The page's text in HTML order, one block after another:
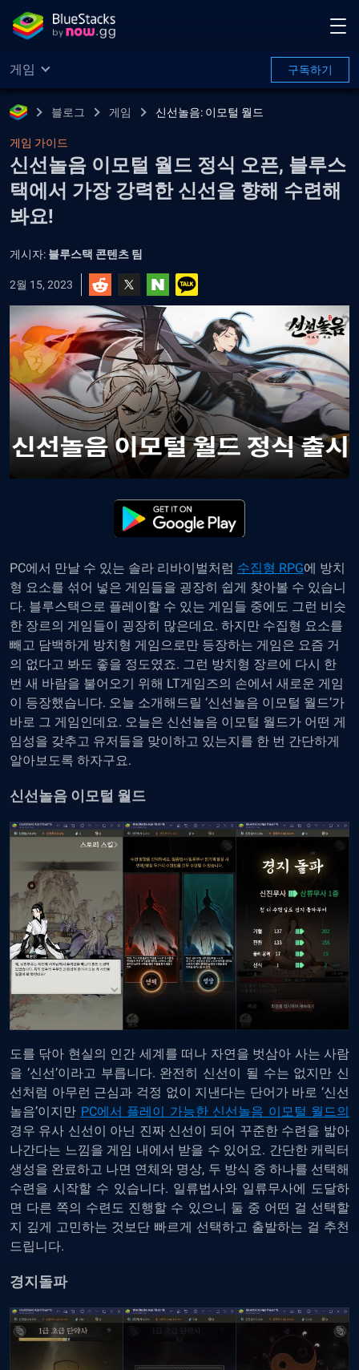
게임 구독하기
블로그 게임 신선놀음: 이모털 월드
게임 가이드
신선놀음 이모털 월드 정식 오픈, 블루스
택에서 가장 강력한 신선을 향해 수련해
봐요!
게시자: 블루스택 콘텐츠 팀
2월 15, 2023
PC에서 만날 수 있는 솔라 리바이벌처럼 수집형 RPG에 방치
형 요소를 섞어 넣은 게임들을 굉장히 쉽게 찾아볼 수 있습니
다. 블루스택으로 플레이할 수 있는 게임들 중에도 그런 비슷
한 장르의 게임들이 굉장히 많은데요. 하지만 수집형 요소를
빼고 담백하게 방치형 게임으로만 등장하는 게임은 요즘 거
의 없다고 봐도 좋을 정도였죠. 그런 방치형 장르에 다시 한
번 새 바람을 불어오기 위해 LT게임즈의 손에서 새로운 게임
이 등장했습니다. 오늘 소개해드릴 ‘신선놀음 이모털 월드’가
바로 그 게임인데요. 오늘은 신선놀음 이모털 월드가 어떤 게
임성을 갖추고 유저들을 맞이하고 있는지를 한 번 간단하게
알아보도록 하자구요.
신선놀음 이모털 월드
도를 닦아 현실의 인간 세계를 떠나 자연을 벗삼아 사는 사람
을 ‘신선’이라고 부릅니다. 완전히 신선이 될 수는 없지만 신
선처럼 아무런 근심과 걱정 없이 지낸다는 단어가 바로 ‘신선
놀음’이지만 PC에서 플레이 가능한 신선놀음 이모털 월드의
경우 유사 신선이 아닌 진짜 신선이 되어 꾸준한 수련을 밟아
나간다는 느낌을 게임 내에서 받을 수 있어요. 간단한 캐릭터
생성을 완료하고 나면 연체와 명상, 두 방식 중 하나를 선택해
수련을 시작할 수 있습니다. 일류법사와 일류무사에 도달하
면 다른 쪽의 수련도 진행할 수 있으니 둘 중 어떤 걸 선택할
지 깊게 고민하는 것보단 빠르게 선택하고 출발하는 걸 추천
드립니다.
경지돌파